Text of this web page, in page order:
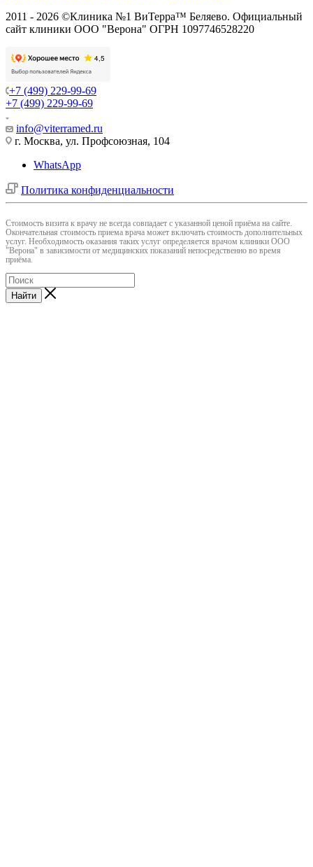
2011 - 2026 ©Клиника №1 ВиТерра™ Беляево. Официальный
сайт клиники ООО "Верона" ОГРН 1097746528220
+7 (499) 229-99-69
+7 (499) 229-99-69
info@viterramed.ru
г. Москва, ул. Профсоюзная, 104
WhatsApp
Политика конфиденциальности
Cтоимость визита к врачу не всегда совпадает с указанной ценой приёма на сайте.
Окончательная стоимость приема врача может включать стоимость дополнительных
услуг. Необходимость оказания таких услуг определяется врачом клиники ООО
"Верона" в зависимости от медицинских показаний непосредственно во время
приёма.
Найти